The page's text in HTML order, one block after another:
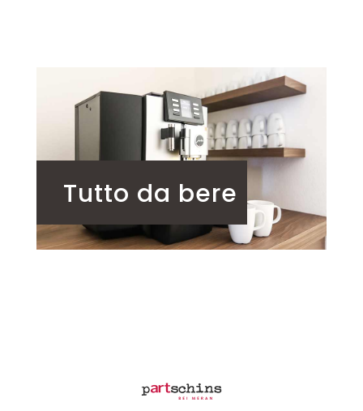
Tutto da bere